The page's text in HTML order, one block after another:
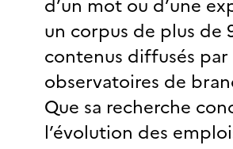
d’un mot ou d’une
un corpus de plus de
contenus diffusés par
observatoires de
Que sa recherche
l’évolution des